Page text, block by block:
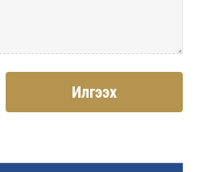
Илгээх